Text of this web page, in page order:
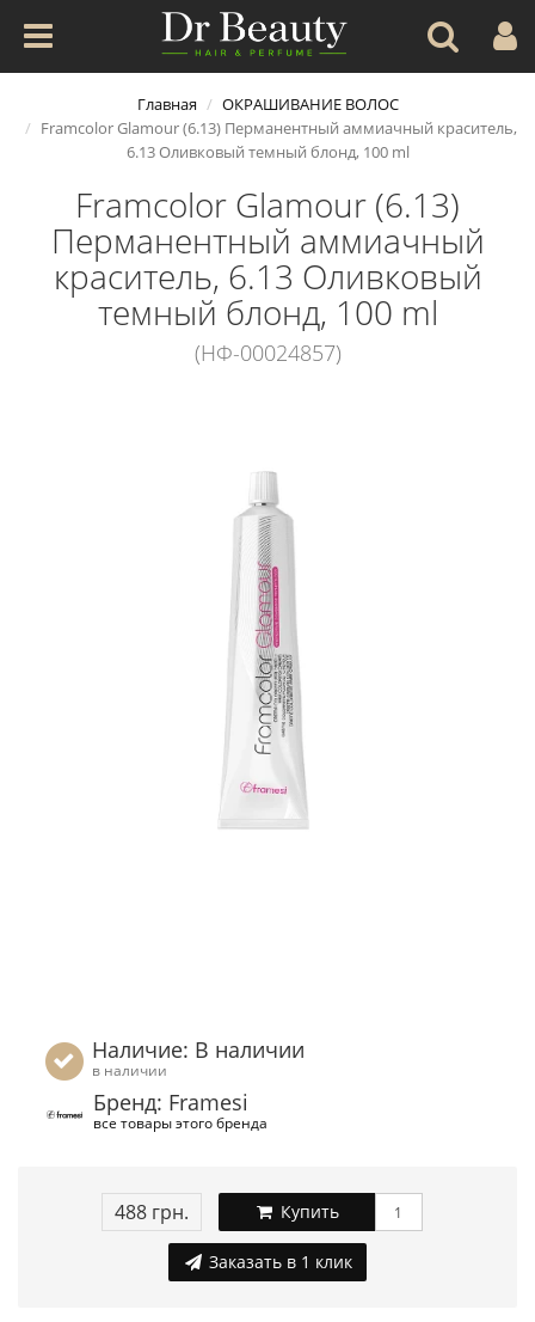
Главная
ОКРАШИВАНИЕ ВОЛОС
Framcolor Glamour (6.13) Перманентный аммиачный краситель,
6.13 Оливковый темный блонд, 100 ml
Framcolor Glamour (6.13)
Перманентный аммиачный
краситель, 6.13 Оливковый
темный блонд, 100 ml
(НФ-00024857)
Наличие: В наличии
в наличии
Бренд: Framesi
все товары этого бренда
488 грн. Купить
Заказать в 1 клик